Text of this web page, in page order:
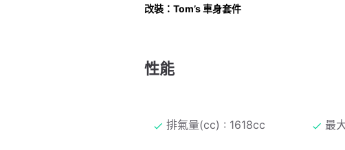
改裝：Tom’s 車身套件
性能
排氣量(cc) : 1618cc 最